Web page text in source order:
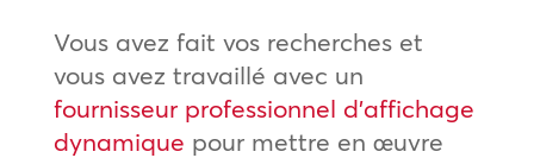
Vous avez fait vos recherches et
vous avez travaillé avec un
fournisseur professionnel d’affichage
dynamique pour mettre en œuvre